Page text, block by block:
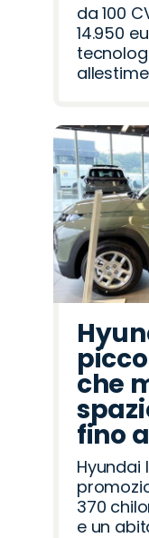
da 100
14.950
che
fino
Hyundai
370
e un